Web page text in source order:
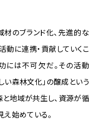
のブランド化、先進的な
動に連携・貢献していくこ
には不可欠だ。その活動
い森林文化」の醸成という
地域が共生し、資源が循
始めている。